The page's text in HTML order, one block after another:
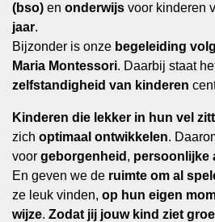
(bso) en onderwijs voor kinderen
jaar.
Bijzonder is onze begeleiding
Maria Montessori. Daarbij staat
zelfstandigheid van kinderen
Kinderen die lekker in hun vel
zich optimaal ontwikkelen.
voor geborgenheid , persoonlijke
En geven we de ruimte om al
ze leuk vinden, op hun eigen
wijze. Zodat jij jouw kind ziet